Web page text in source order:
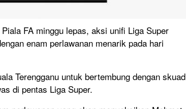
FA minggu lepas, aksi unifi Liga Super
enam perlawanan menarik pada hari
Terengganu untuk bertembung dengan skuad
di pentas Liga Super.